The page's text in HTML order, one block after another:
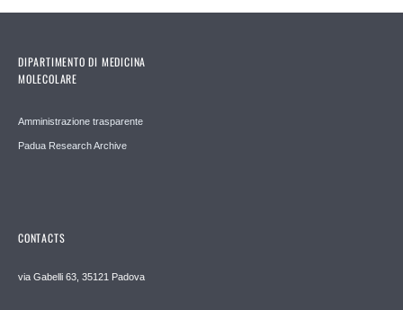
DIPARTIMENTO DI MEDICINA
MOLECOLARE
Amministrazione trasparente
Padua Research Archive
CONTACTS
via Gabelli 63, 35121 Padova